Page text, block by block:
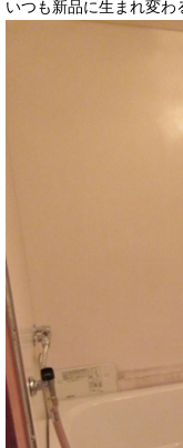
いつも新品に生まれ変わ